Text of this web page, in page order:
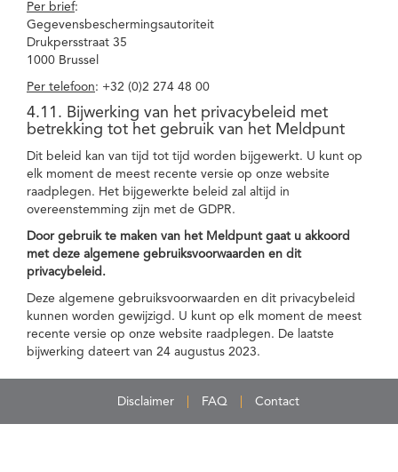
Per brief:
Gegevensbeschermingsautoriteit
Drukpersstraat 35
1000 Brussel
Per telefoon: +32 (0)2 274 48 00
4.11. Bijwerking van het privacybeleid met
betrekking tot het gebruik van het Meldpunt
Dit beleid kan van tijd tot tijd worden bijgewerkt. U kunt op
elk moment de meest recente versie op onze website
raadplegen. Het bijgewerkte beleid zal altijd in
overeenstemming zijn met de GDPR.
Door gebruik te maken van het Meldpunt gaat u akkoord
met deze algemene gebruiksvoorwaarden en dit
privacybeleid.
Deze algemene gebruiksvoorwaarden en dit privacybeleid
kunnen worden gewijzigd. U kunt op elk moment de meest
recente versie op onze website raadplegen. De laatste
bijwerking dateert van 24 augustus 2023.
Disclaimer FAQ Contact